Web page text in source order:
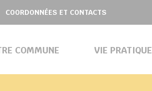
COORDONNÉES ET CONTACTS
COMMUNE VIE PRATIQUE